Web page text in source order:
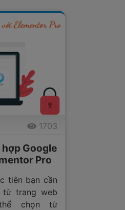
cụ này nhé.
1703
Google
Pro
tiên bạn cần
từ trang web
chọn từ